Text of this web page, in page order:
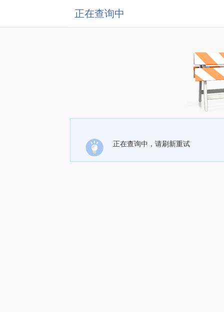
正在查询中
正在查询中，请刷新重试